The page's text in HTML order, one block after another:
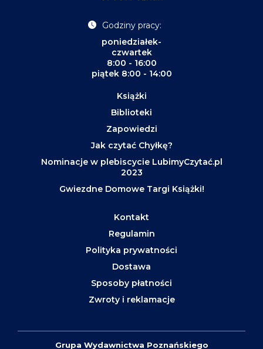
Godziny pracy:
poniedziałek-
czwartek
8:00 - 16:00
piątek 8:00 - 14:00
Książki
Biblioteki
Zapowiedzi
Jak czytać Chyłkę?
Nominacje w plebiscycie LubimyCzytać.pl
2023
Gwiezdne Domowe Targi Książki!
Kontakt
Regulamin
Polityka prywatności
Dostawa
Sposoby płatności
Zwroty i reklamacje
Grupa Wydawnictwa Poznańskiego